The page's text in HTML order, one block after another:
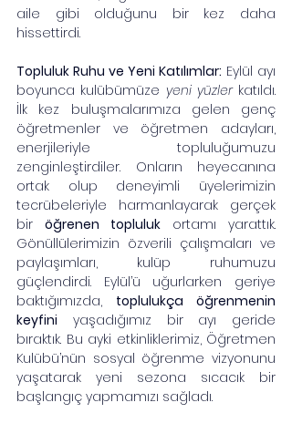
aile gibi olduğunu bir kez daha
hissettirdi.
Topluluk Ruhu ve Yeni Katılımlar: Eylül ayı
boyunca kulübümüze yeni yüzler katıldı.
İlk kez buluşmalarımıza gelen genç
öğretmenler ve öğretmen adayları,
enerjileriyle topluluğumuzu
zenginleştirdiler. Onların heyecanına
ortak olup deneyimli üyelerimizin
tecrübeleriyle harmanlayarak gerçek
bir öğrenen topluluk ortamı yarattık.
Gönüllülerimizin özverili çalışmaları ve
paylaşımları, kulüp ruhumuzu
güçlendirdi. Eylül’ü uğurlarken geriye
baktığımızda, toplulukça öğrenmenin
keyfini yaşadığımız bir ayı geride
bıraktık. Bu ayki etkinliklerimiz, Öğretmen
Kulübü’nün sosyal öğrenme vizyonunu
yaşatarak yeni sezona sıcacık bir
başlangıç yapmamızı sağladı.